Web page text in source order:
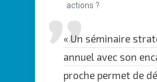
actions ?
« Un séminaire
annuel avec son
proche permet de